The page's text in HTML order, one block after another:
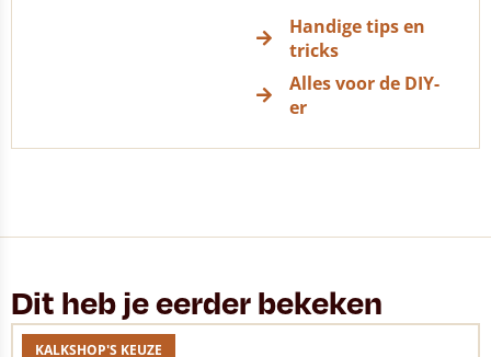
Handige tips en
tricks
Alles voor de DIY-
er
Dit heb je eerder bekeken
KALKSHOP'S KEUZE